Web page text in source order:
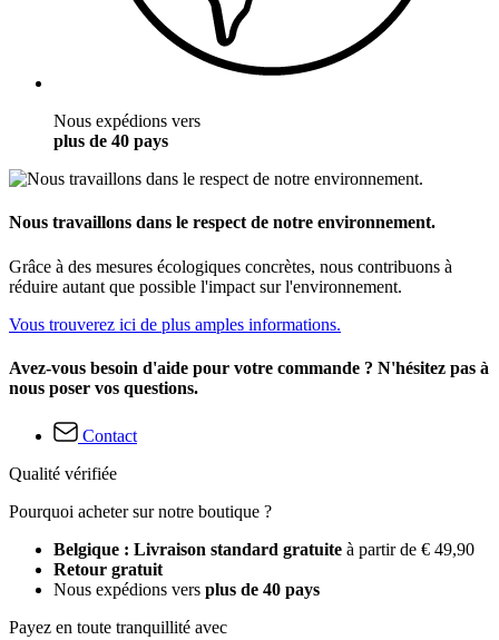
Nous expédions vers
plus de 40 pays
Nous travaillons dans le respect de notre environnement.
Grâce à des mesures écologiques concrètes, nous contribuons à
réduire autant que possible l'impact sur l'environnement.
Vous trouverez ici de plus amples informations.
Avez-vous besoin d'aide pour votre commande ? N'hésitez pas à
nous poser vos questions.
Contact
Qualité vérifiée
Pourquoi acheter sur notre boutique ?
Belgique : Livraison standard gratuite à partir de € 49,90
Retour gratuit
Nous expédions vers plus de 40 pays
Payez en toute tranquillité avec